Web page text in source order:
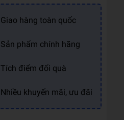
Giao hàng toàn quốc
Sản phẩm chính hãng
Tích điểm đổi quà
Nhiều khuyến mãi, ưu đãi